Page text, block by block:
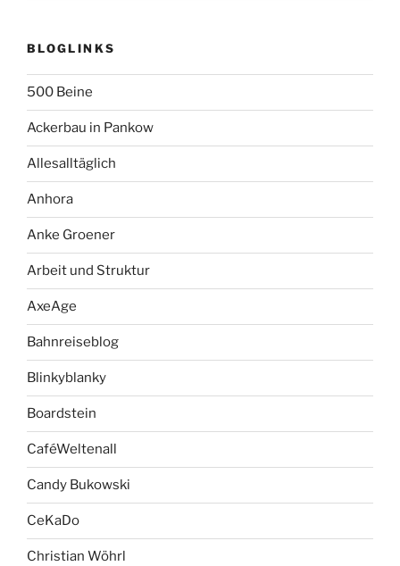
BLOGLINKS
500 Beine
Ackerbau in Pankow
Allesalltäglich
Anhora
Anke Groener
Arbeit und Struktur
AxeAge
Bahnreiseblog
Blinkyblanky
Boardstein
CaféWeltenall
Candy Bukowski
CeKaDo
Christian Wöhrl